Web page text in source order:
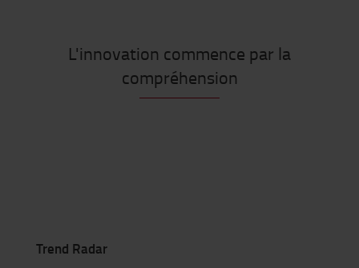
L'innovation commence par la
compréhension
Trend Radar